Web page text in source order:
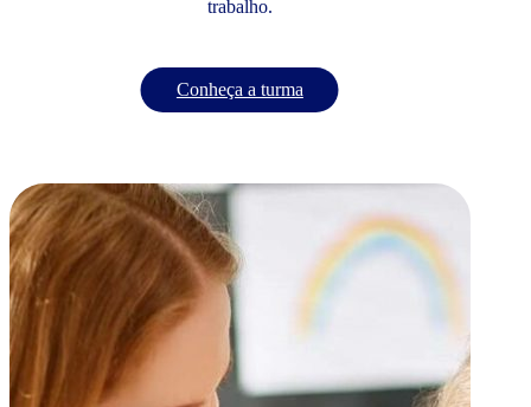
trabalho.
Conheça a turma